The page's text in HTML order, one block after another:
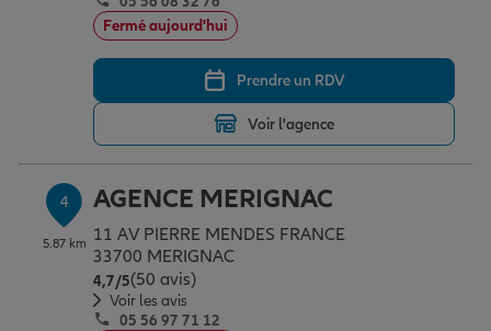
Retraite
Tous nos devis d'assurance
Fermé aujourd'hui
Prendre un RDV
Voir l'agence
4
5.87 km
AGENCE MERIGNAC
11 AV PIERRE MENDES FRANCE
33700 MERIGNAC
4,7/5Note de 4.7 sur 5
(50 avis)
Voir les avis
05 56 97 71 12